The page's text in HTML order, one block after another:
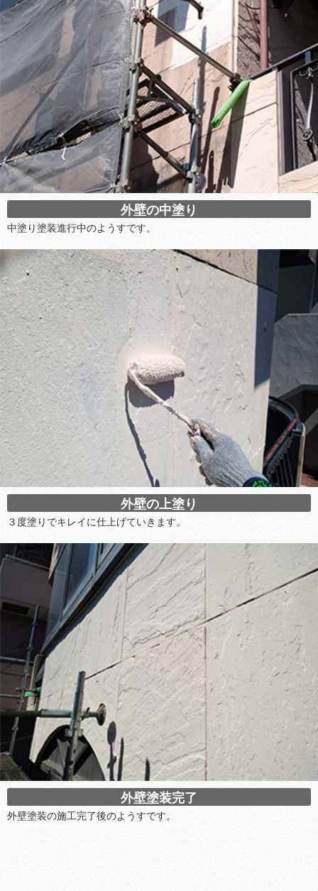
外壁の中塗り
中塗り塗装進行中のようすです。
外壁の上塗り
３度塗りでキレイに仕上げていきます。
外壁塗装完了
外壁塗装の施工完了後のようすです。